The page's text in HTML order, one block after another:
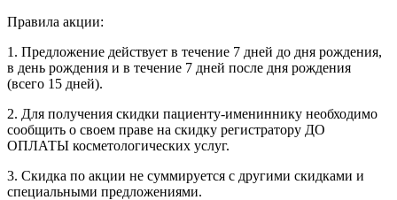
Правила акции:
1. Предложение действует в течение 7 дней до дня рождения,
в день рождения и в течение 7 дней после дня рождения
(всего 15 дней).
2. Для получения скидки пациенту-имениннику необходимо
сообщить о своем праве на скидку регистратору ДО
ОПЛАТЫ косметологических услуг.
3. Скидка по акции не суммируется с другими скидками и
специальными предложениями.